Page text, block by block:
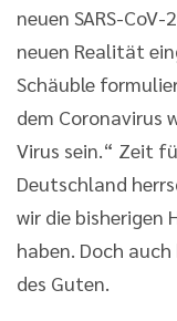
neuen SARS-
neuen Realität
Schäuble
dem Coronavirus
Virus sein.“ Zeit
Deutschland
wir die bisherigen
haben. Doch
des Guten.